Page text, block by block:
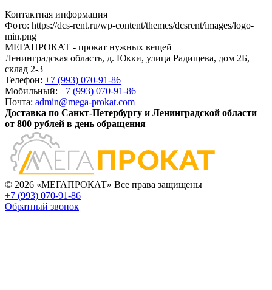
Контактная информация
Фото: https://dcs-rent.ru/wp-content/themes/dcsrent/images/logo-
min.png
МЕГАПРОКАТ - прокат нужных вещей
Ленинградская область, д. Юкки, улица Радищева, дом 2Б,
склад 2-3
Телефон: +7 (993) 070-91-86
Мобильный: +7 (993) 070-91-86
Почта: admin@mega-prokat.com
Доставка по Санкт-Петербургу и Ленинградской области
от 800 рублей в день обращения
© 2026 «МЕГАПРОКАТ» Все права защищены
+7 (993) 070-91-86
Обратный звонок